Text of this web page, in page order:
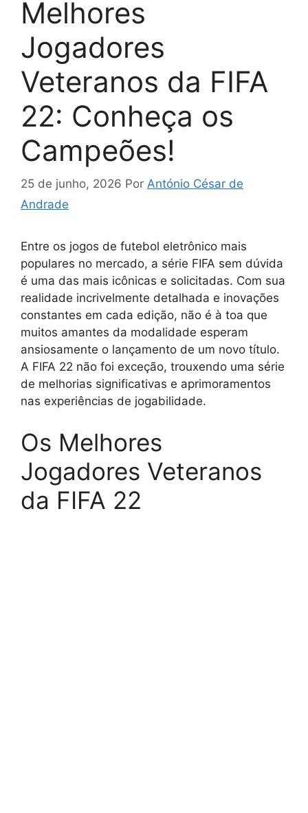
Melhores
Jogadores
Veteranos da FIFA
22: Conheça os
Campeões!
25 de junho, 2026 Por António César de
Andrade
Entre os jogos de futebol eletrônico mais
populares no mercado, a série FIFA sem dúvida
é uma das mais icônicas e solicitadas. Com sua
realidade incrivelmente detalhada e inovações
constantes em cada edição, não é à toa que
muitos amantes da modalidade esperam
ansiosamente o lançamento de um novo título.
A FIFA 22 não foi exceção, trouxendo uma série
de melhorias significativas e aprimoramentos
nas experiências de jogabilidade.
Os Melhores
Jogadores Veteranos
da FIFA 22